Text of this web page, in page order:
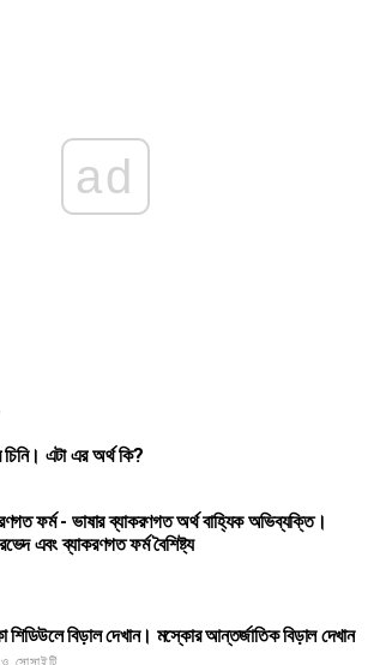
ad
এটা এর অর্থ কি?
ফর্ম - ভাষার ব্যাকরণগত অর্থ বাহ্যিক অভিব্যক্তি।
এবং ব্যাকরণগত ফর্ম বৈশিষ্ট্য
বিড়াল দেখান। মস্কোর আন্তর্জাতিক বিড়াল দেখান